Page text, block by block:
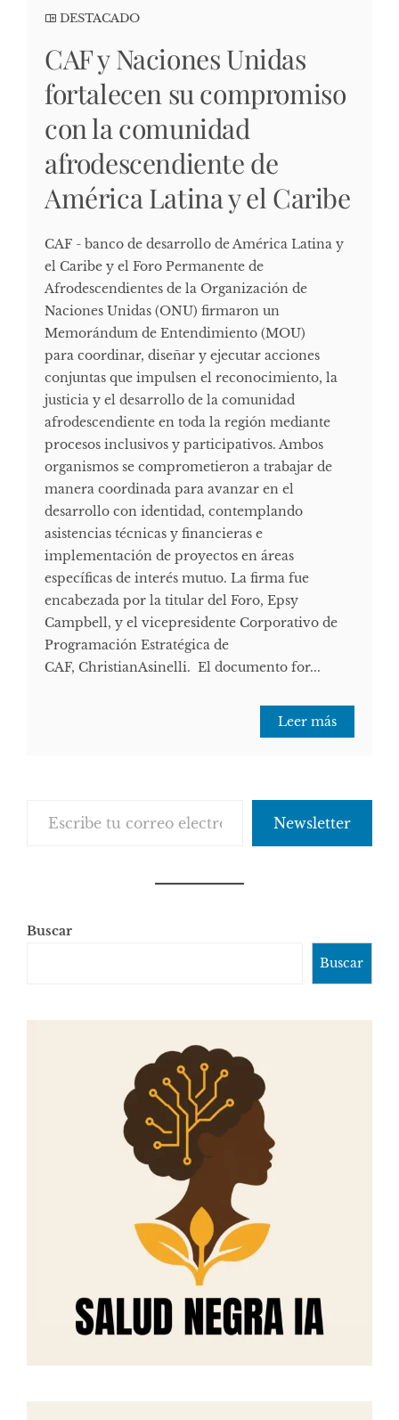
DESTACADO
CAF y Naciones Unidas
fortalecen su compromiso
con la comunidad
afrodescendiente de
América Latina y el Caribe
CAF - banco de desarrollo de América Latina y
el Caribe y el Foro Permanente de
Afrodescendientes de la Organización de
Naciones Unidas (ONU) firmaron un
Memorándum de Entendimiento (MOU)
para coordinar, diseñar y ejecutar acciones
conjuntas que impulsen el reconocimiento, la
justicia y el desarrollo de la comunidad
afrodescendiente en toda la región mediante
procesos inclusivos y participativos. Ambos
organismos se comprometieron a trabajar de
manera coordinada para avanzar en el
desarrollo con identidad, contemplando
asistencias técnicas y financieras e
implementación de proyectos en áreas
específicas de interés mutuo. La firma fue
encabezada por la titular del Foro, Epsy
Campbell, y el vicepresidente Corporativo de
Programación Estratégica de
CAF, ChristianAsinelli. El documento for...
Leer más
Newsletter
Buscar
Buscar